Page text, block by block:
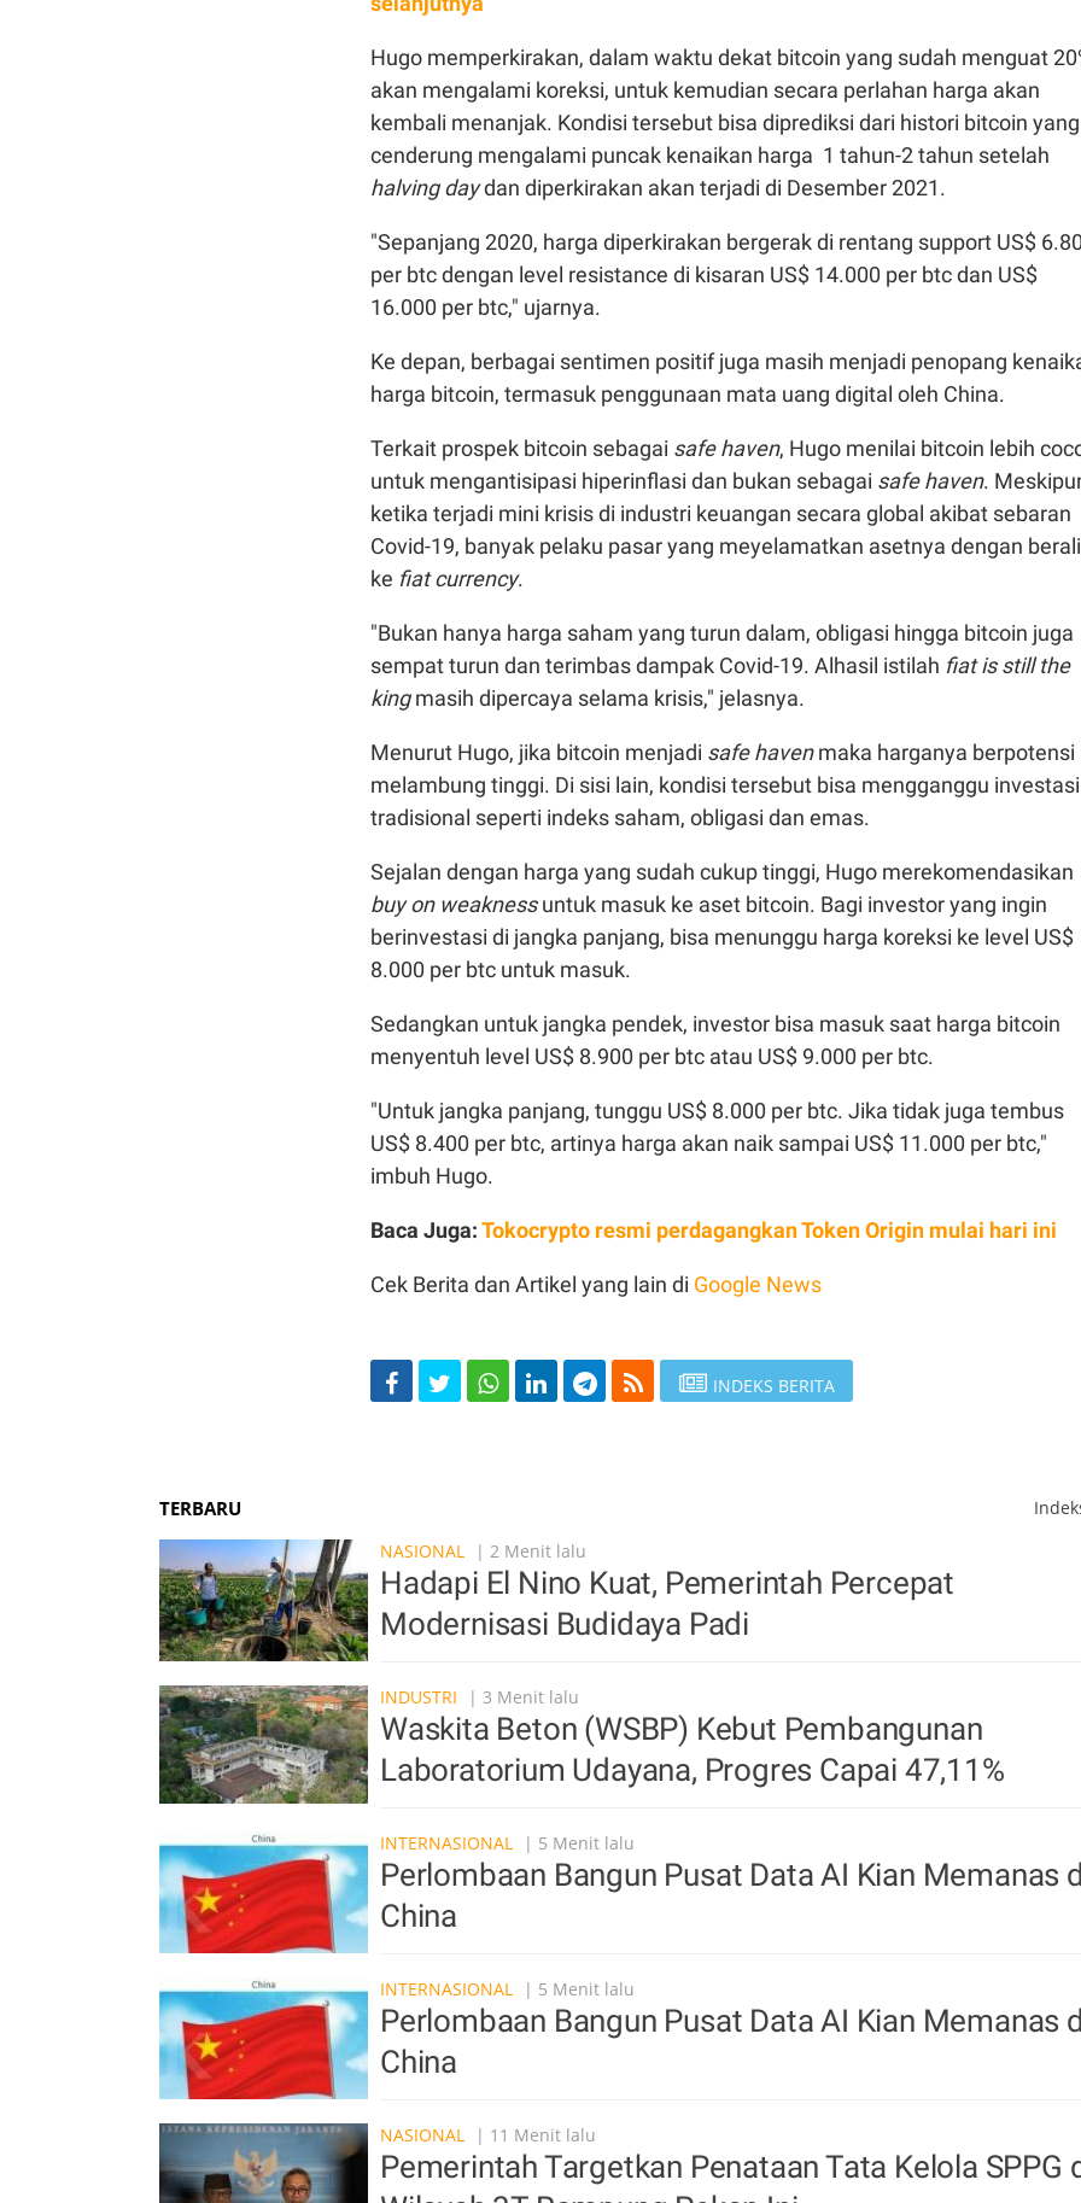
Hugo memperkirakan, dalam waktu dekat bitcoin yang sudah menguat
akan mengalami koreksi, untuk kemudian secara perlahan harga akan
kembali menanjak. Kondisi tersebut bisa diprediksi dari histori bitcoin yang
cenderung mengalami puncak kenaikan harga 1 tahun-2 tahun setelah
halving daydan diperkirakan akan terjadi di Desember 2021.
"Sepanjang 2020, harga diperkirakan bergerak di rentang support US$
per btc dengan level resistance di kisaran US$ 14.000 per btc dan US$
16.000 per btc," ujarnya.
Ke depan, berbagai sentimen positif juga masih menjadi penopang
harga bitcoin, termasuk penggunaan mata uang digital oleh China.
Terkait prospek bitcoin sebagai safe haven, Hugo menilai bitcoin lebih
untuk mengantisipasi hiperinflasi dan bukan sebagai safe haven.
ketika terjadi mini krisis di industri keuangan secara global akibat sebaran
Covid-19, banyak pelaku pasar yang meyelamatkan asetnya dengan
ke fiat currency.
"Bukan hanya harga saham yang turun dalam, obligasi hingga bitcoin juga
sempat turun dan terimbas dampak Covid-19. Alhasil istilah fiat is still the
kingmasih dipercaya selama krisis," jelasnya.
Menurut Hugo, jika bitcoin menjadi safe havenmaka harganya berpotensi
melambung tinggi. Di sisi lain, kondisi tersebut bisa mengganggu investasi
tradisional seperti indeks saham, obligasi dan emas.
Sejalan dengan harga yang sudah cukup tinggi, Hugo merekomendasikan
buy on weaknessuntuk masuk ke aset bitcoin. Bagi investor yang ingin
berinvestasi di jangka panjang, bisa menunggu harga koreksi ke level US$
8.000 per btc untuk masuk.
Sedangkan untuk jangka pendek, investor bisa masuk saat harga bitcoin
menyentuh level US$ 8.900 per btc atau US$ 9.000 per btc.
"Untuk jangka panjang, tunggu US$ 8.000 per btc. Jika tidak juga tembus
US$ 8.400 per btc, artinya harga akan naik sampai US$ 11.000 per btc,"
imbuh Hugo.
Baca Juga:Tokocrypto resmi perdagangkan Token Origin mulai hari ini
Cek Berita dan Artikel yang lain di Google News
INDEKS BERITA
TERBARU
NASIONAL
| 2 Menit lalu
Hadapi El Nino Kuat, Pemerintah Percepat
Modernisasi Budidaya Padi
INDUSTRI | 3 Menit lalu
Waskita Beton (WSBP) Kebut Pembangunan
Laboratorium Udayana, Progres Capai 47,11%
INTERNASIONAL | 5 Menit lalu
Perlombaan Bangun Pusat Data AI Kian Memanas
China
INTERNASIONAL | 5 Menit lalu
Perlombaan Bangun Pusat Data AI Kian Memanas
China
NASIONAL | 11 Menit lalu
Pemerintah Targetkan Penataan Tata Kelola SPPG